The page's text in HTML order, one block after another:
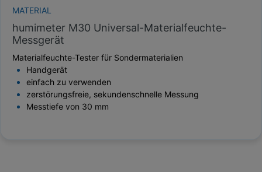
MATERIAL
humimeter M30 Universal-Materialfeuchte-
Messgerät
Materialfeuchte-Tester für Sondermaterialien
Handgerät
einfach zu verwenden
zerstörungsfreie, sekundenschnelle Messung
Messtiefe von 30 mm